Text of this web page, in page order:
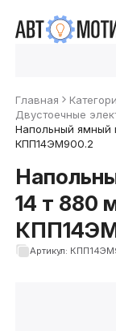
Главная
Двустоечные
Напольный ямный
КПП14ЭМ900.2
14 т 880
Артикул: